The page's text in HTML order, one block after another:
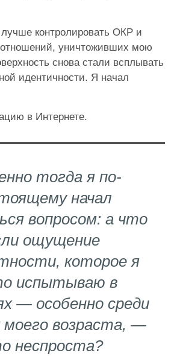
лучше контролировать ОКР и
уничтоживших мою
снова стали всплывать
идентичности. Я начал
в Интернете.
тогда я по-
начал
вопросом: а что
ощущение
которое я
испытываю в
— особенно среди
возраста, —
неспроста?